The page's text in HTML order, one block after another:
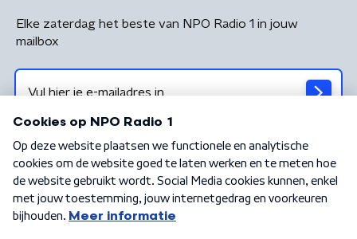
Elke zaterdag het beste van NPO Radio 1 in jouw
mailbox
Algemene voorwaarden Privacybeleid